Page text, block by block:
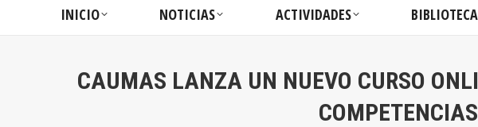
INICIO NOTICIAS ACTIVIDADES BIBLIOTECA
CAUMAS LANZA UN NUEVO CURSO